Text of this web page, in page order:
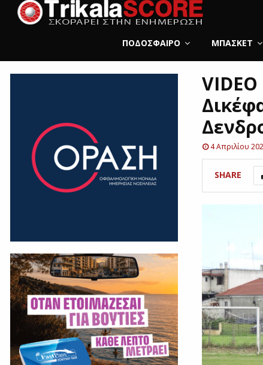
ΠΟΔΌΣΦΑΙΡΟ ΜΠΆΣΚΕΤ
4 Απριλίου
SHARE